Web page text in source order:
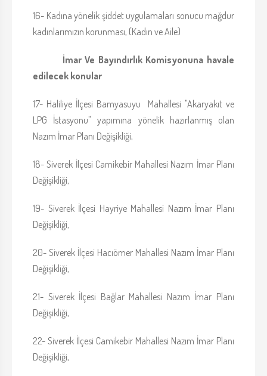
16- Kadına yönelik şiddet uygulamaları sonucu mağdur
kadınlarımızın korunması, (Kadın ve Aile)
İmar Ve Bayındırlık Komisyonuna havale
edilecek konular
17- Haliliye İlçesi Bamyasuyu Mahallesi "Akaryakıt ve
LPG İstasyonu" yapımına yönelik hazırlanmış olan
Nazım İmar Planı Değişikliği,
18- Siverek İlçesi Camikebir Mahallesi Nazım İmar Planı
Değişikliği,
19- Siverek İlçesi Hayriye Mahallesi Nazım İmar Planı
Değişikliği,
20- Siverek İlçesi Hacıömer Mahallesi Nazım İmar Planı
Değişikliği,
21- Siverek İlçesi Bağlar Mahallesi Nazım İmar Planı
Değişikliği,
22- Siverek İlçesi Camikebir Mahallesi Nazım İmar Planı
Değişikliği,